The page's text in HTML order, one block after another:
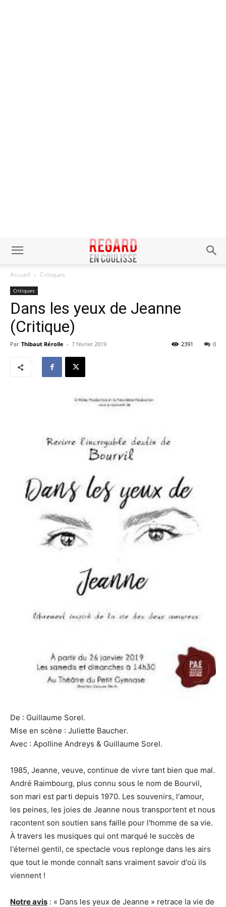
Accueil Critiques
Critiques
Dans les yeux de Jeanne
(Critique)
Par Thibaut Rérolle - 7 février 2019 0
2391
De : Guillaume Sorel.
Mise en scène : Juliette Baucher.
Avec : Apolline Andreys & Guillaume Sorel.
1985, Jeanne, veuve, continue de vivre tant bien que mal.
André Raimbourg, plus connu sous le nom de Bourvil,
son mari est parti depuis 1970. Les souvenirs, l'amour,
les peines, les joies de Jeanne nous transportent et nous
racontent son soutien sans faille pour l'homme de sa vie.
À travers les musiques qui ont marqué le succès de
l'éternel gentil, ce spectacle vous replonge dans les airs
que tout le monde connaît sans vraiment savoir d'où ils
viennent !
Notre avis : « Dans les yeux de Jeanne » retrace la vie de